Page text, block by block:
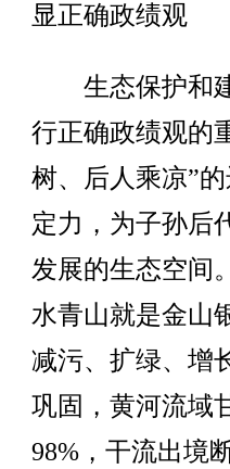
显正确政绩观
生态保护和建
行正确政绩观的
树、后人乘凉”
定力，为子孙后
发展的生态空间
水青山就是金山
减污、扩绿、增
巩固，黄河流域
98%，干流出境